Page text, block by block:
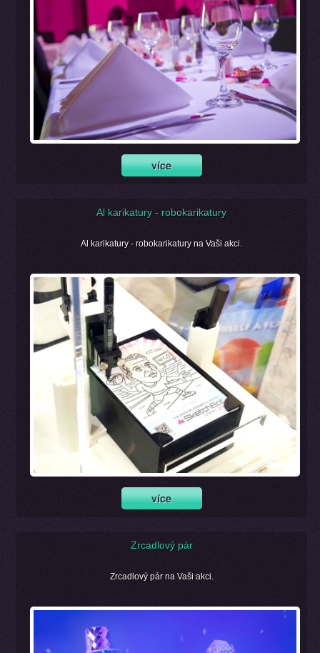
Al karikatury - robokarikatury
Al karikatury - robokarikatury na Vaši akci.
Zrcadlový pár
Zrcadlový pár na Vaši akci.